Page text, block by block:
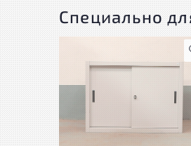
Специально